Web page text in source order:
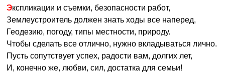
Экспликации и съемки, безопасности работ,
Землеустроитель должен знать ходы все наперед,
Геодезию, погоду, типы местности, природу.
Чтобы сделать все отлично, нужно вкладываться лично.
Пусть сопутствует успех, радости вам, долгих лет,
И, конечно же, любви, сил, достатка для семьи!